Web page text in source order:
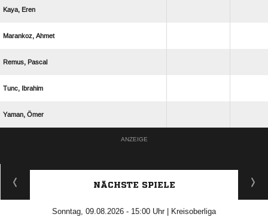
 
 
 
 
 
ANZEIGE
NÄCHSTE SPIELE
Sonntag, 09.08.2026 - 15:00 Uhr | Kreisoberliga